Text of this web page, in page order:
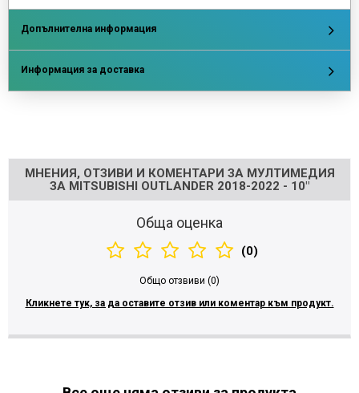
Допълнителна информация
Информация за доставка
МНЕНИЯ, ОТЗИВИ И КОМЕНТАРИ ЗА МУЛТИМЕДИЯ
ЗА MITSUBISHI OUTLANDER 2018-2022 - 10"
Обща оценка
(0)
Общо отзвиви (0)
Кликнете тук, за да оставите отзив или коментар към продукт.